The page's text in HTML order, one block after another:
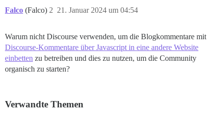
Falco (Falco) 21. Januar 2024 um 04:54
2
Warum nicht Discourse verwenden, um die Blogkommentare mit
Discourse-Kommentare über Javascript in eine andere Website
einbetten zu betreiben und dies zu nutzen, um die Community
organisch zu starten?
Verwandte Themen